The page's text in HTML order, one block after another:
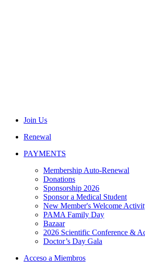
Join Us
Renewal
PAYMENTS
Membership Auto-Renewal
Donations
Sponsorship 2026
Sponsor a Medical Student
New Member's Welcome
PAMA Family Day
Bazaar
2026 Scientific Conference &
Doctor’s Day Gala
Acceso a Miembros